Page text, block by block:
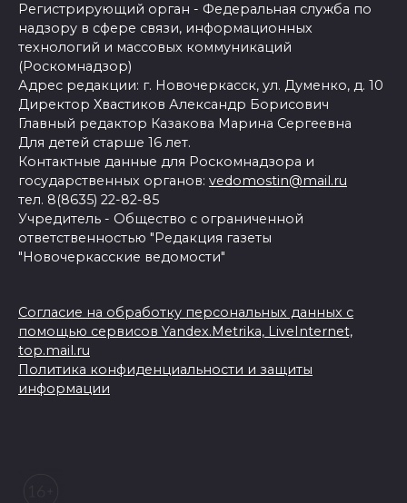
Регистрирующий орган - Федеральная служба по
надзору в сфере связи, информационных
технологий и массовых коммуникаций
(Роскомнадзор)
Адрес редакции: г. Новочеркасск, ул. Думенко, д. 10
Директор Хвастиков Александр Борисович
Главный редактор Казакова Марина Сергеевна
Для детей старше 16 лет.
Контактные данные для Роскомнадзора и
государственных органов: vedomostin@mail.ru
тел. 8(8635) 22-82-85
Учредитель - Общество с ограниченной
ответственностью "Редакция газеты
"Новочеркасские ведомости"
Согласие на обработку персональных данных с
помощью сервисов Yandex.Metrika, LiveInternet,
top.mail.ru
Политика конфиденциальности и защиты
информации